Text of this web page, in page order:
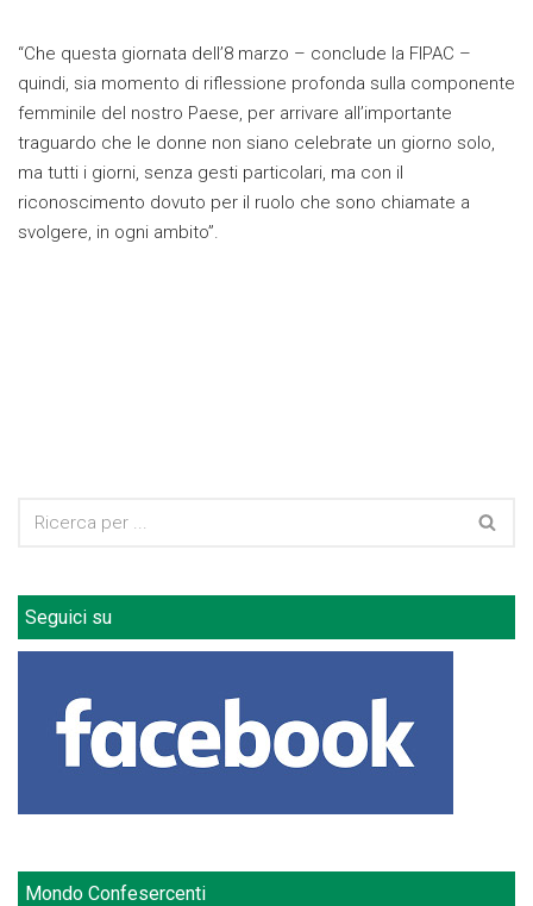
“Che questa giornata dell’8 marzo – conclude la FIPAC –
quindi, sia momento di riflessione profonda sulla componente
femminile del nostro Paese, per arrivare all’importante
traguardo che le donne non siano celebrate un giorno solo,
ma tutti i giorni, senza gesti particolari, ma con il
riconoscimento dovuto per il ruolo che sono chiamate a
svolgere, in ogni ambito”.
Seguici su
Mondo Confesercenti